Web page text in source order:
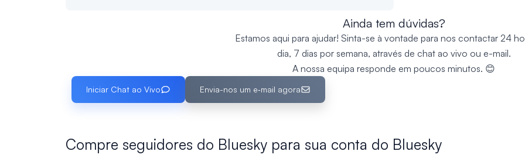
Ainda tem dúvidas?
Estamos aqui para ajudar! Sinta-se à vontade para nos contactar 24
dia, 7 dias por semana, através de chat ao vivo ou e-mail.
A nossa equipa responde em poucos minutos. 😊
Iniciar Chat ao Vivo Envia-nos um e‑mail agora
Compre seguidores do Bluesky para sua conta do Bluesky